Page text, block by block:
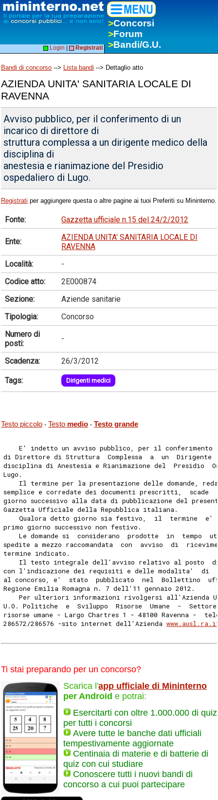
>Concorsi
>Forum
>Bandi/G.U.
Login Registrati
Bandi di concorso --> Lista bandi --> Dettaglio atto
AZIENDA UNITA' SANITARIA LOCALE DI
RAVENNA
Avviso pubblico, per il conferimento di un
incarico di direttore di
struttura complessa a un dirigente medico della
disciplina di
anestesia e rianimazione del Presidio
ospedaliero di Lugo.
Registrati per aggiungere questa o altre pagine ai tuoi Preferiti su Mininterno.
Fonte: Gazzetta ufficiale n.15 del 24/2/2012
Ente:
AZIENDA UNITA' SANITARIA LOCALE DI
RAVENNA
Località:
-
Codice atto:
2E000874
Sezione:
Aziende sanitarie
Tipologia:
Concorso
Numero di
posti:
-
Scadenza: 26/3/2012
Tags: Dirigenti medici
Testo piccolo - Testo medio - Testo grande
E' indetto un avviso pubblico, per il conferimento
di Direttore di Struttura  Complessa  a  un  Dirigente
disciplina di Anestesia e Rianimazione del  Presidio
Lugo.
Il termine per la presentazione delle domande,
semplice e corredate dei documenti prescritti,  scade
giorno successivo alla data di pubblicazione del
Gazzetta Ufficiale della Repubblica italiana.
Qualora detto giorno sia festivo,  il  termine  e'
primo giorno successivo non festivo.
Le domande si  considerano  prodotte  in  tempo
spedite a mezzo raccomandata  con  avviso  di
termine indicato.
Il testo integrale dell'avviso relativo al posto
con l'indicazione dei requisiti e delle modalita'  di
al concorso, e'  stato  pubblicato  nel  Bollettino
Regione Emilia Romagna n. 7 dell'11 gennaio 2012.
Per ulteriori informazioni rivolgersi all'Azienda
U.O. Politiche  e  Sviluppo  Risorse  Umane  -
risorse umane - Largo Chartres 1 - 48100 Ravenna -
286572/286576 -sito internet dell'Azienda
Ti stai preparando per un concorso?
Scarica l'app ufficiale di Mininterno
per Android e potrai:
Esercitarti con oltre 1.000.000 di quiz
per tutti i concorsi
Avere tutte le banche dati ufficiali
tempestivamente aggiornate
Centinaia di materie e di batterie di
quiz con cui studiare
Conoscere tutti i nuovi bandi di
concorso a cui puoi partecipare